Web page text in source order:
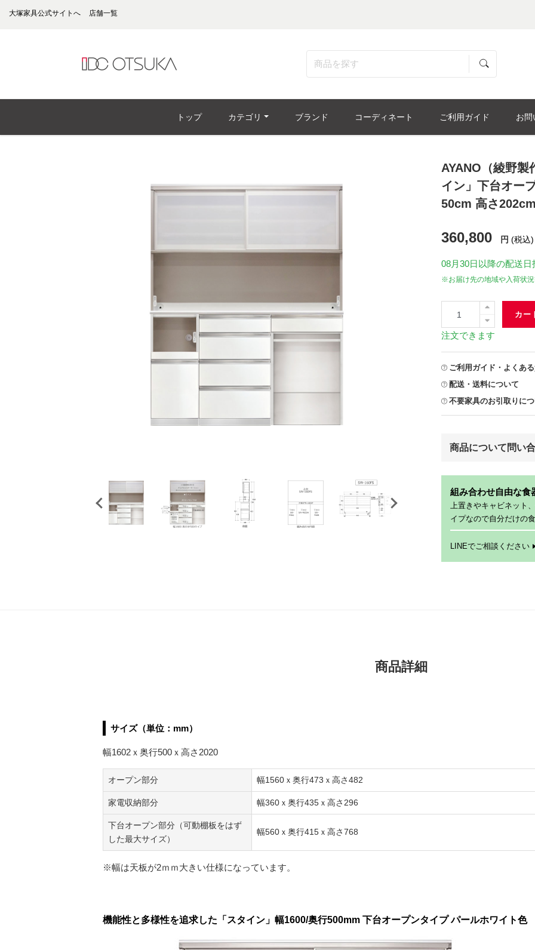
大塚家具公式サイトへ 店舗一覧
トップ カテゴリ ブランド コーディネート ご利用ガイド お問
AYANO（綾野製
イン」下台オー
50cm 高さ
360,800 円 (税込)
08月30日 以降の配送
※お届け先の地域や入荷状
カー
注文できます
ご利用ガイド・よくあ
配送・送料について
不要家具のお引取りに
商品について問い
組み合わせ自由な食
上置きやキャビネット
イプなので自分だけの
LINEでご相談ください
商品詳細
サイズ（単位：mm）
幅1602ｘ奥行500ｘ高さ2020
オープン部分 幅1560ｘ奥行473ｘ高さ482
家電収納部分 幅360ｘ奥行435ｘ高さ296
下台オープン部分（可動棚板をはず
した最大サイズ）
幅560ｘ奥行415ｘ高さ768
※幅は天板が2ｍｍ大きい仕様になっています。
機能性と多様性を追求した「スタイン」幅1600/奥行500mm 下台オープンタイプ パールホワイト色